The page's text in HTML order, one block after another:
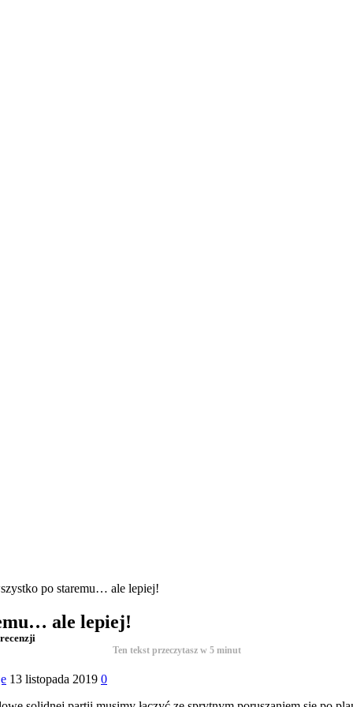
po staremu… ale lepiej!
ale lepiej!
Ten tekst przeczytasz w 5 minut
13 listopada 2019 0